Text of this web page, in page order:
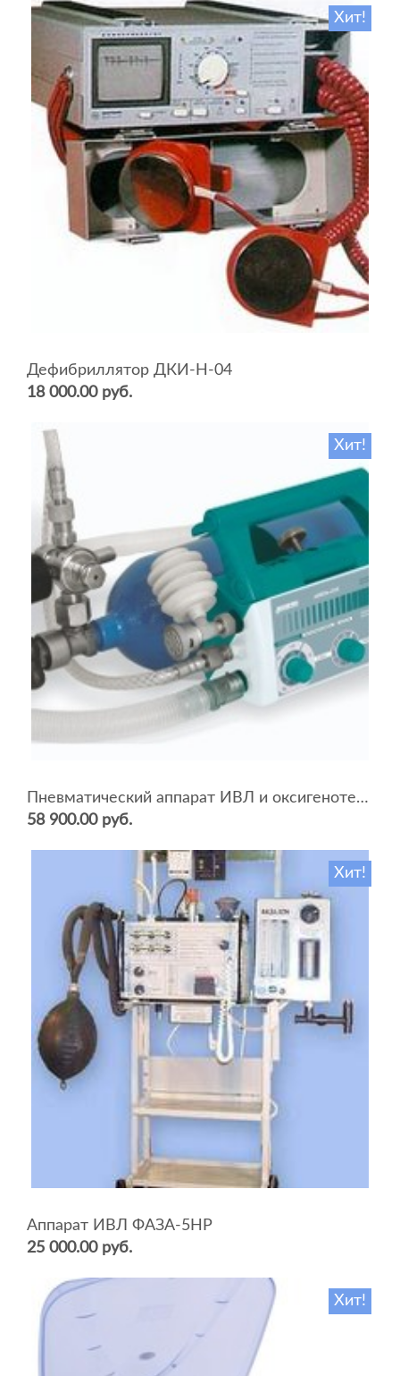
Хит!
Дефибриллятор ДКИ-Н-04
18 000.00 руб.
Хит!
Пневматический аппарат ИВЛ и оксигенотерапии портативный АИВЛп-2/20-«ТМТ»
58 900.00 руб.
Хит!
Аппарат ИВЛ ФАЗА-5НР
25 000.00 руб.
Хит!